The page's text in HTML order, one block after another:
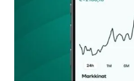
Nimesi tai nimimerkkisi
Sähköpostiosoitteesi